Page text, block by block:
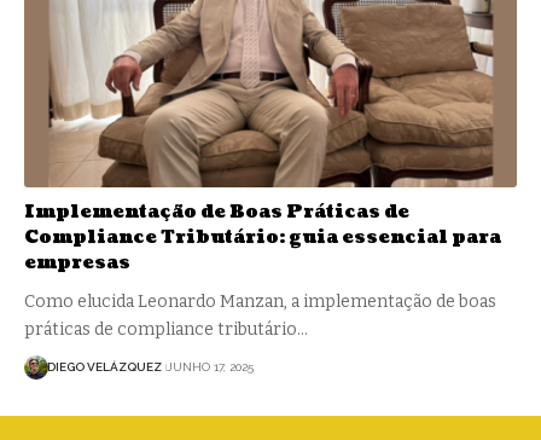
Implementação de Boas Práticas de
Compliance Tributário: guia essencial para
empresas
Como elucida Leonardo Manzan, a implementação de boas
práticas de compliance tributário…
DIEGO VELÁZQUEZ JUNHO 17, 2025